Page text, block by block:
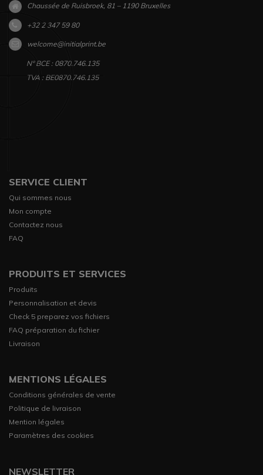
Chaussée de Ruisbroek, 81 – 1190 Bruxelles
+32 2 347 59 80
welcome@initialprint.be
N° BCE : 0870.746.135
TVA : BE0870.746.135
SERVICE CLIENT
Qui sommes nous
Mon compte
Contactez nous
FAQ
PRODUITS ET SERVICES
Produits
Personnalisation et devis
Check 5 preparez vos fichiers
FAQ préparation du fichier
Livraison
MENTIONS LÉGALES
Conditions générales de vente
Politique de livraison
Mention légales
Paramètres des cookies
NEWSLETTER